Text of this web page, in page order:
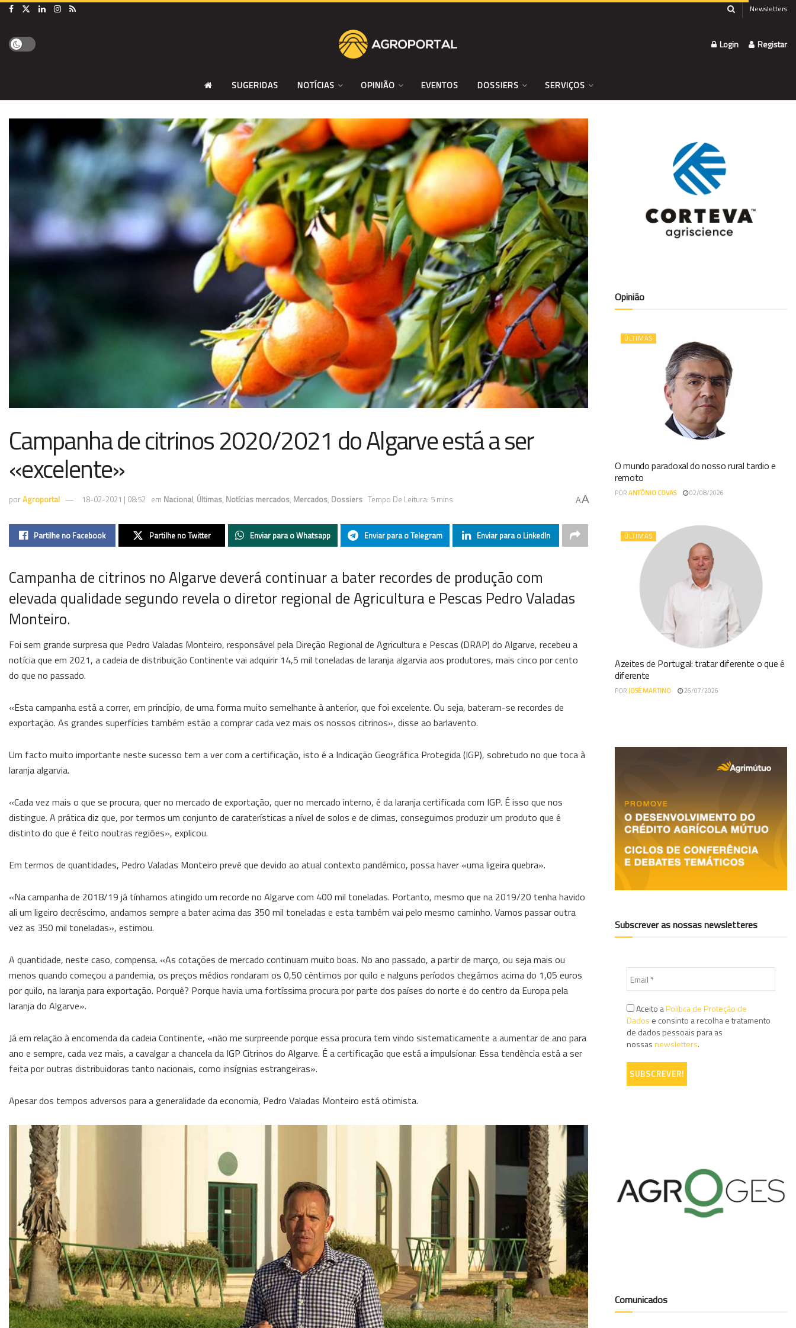
Newsletters
Login Registar
SUGERIDAS NOTÍCIAS OPINIÃO EVENTOS DOSSIERS SERVIÇOS
Campanha de citrinos 2020/2021 do Algarve está a ser
«excelente»
porAgroportal 18-02-2021 | 08:52 em Nacional, Últimas, Notícias mercados, Mercados, Dossiers Tempo De Leitura: 5 mins AA
Partilhe no Facebook Partilhe no Twitter Enviar para o Whatsapp Enviar para o Telegram Enviar para o LinkedIn
Campanha de citrinos no Algarve deverá continuar a bater recordes de produção com
elevada qualidade segundo revela o diretor regional de Agricultura e Pescas Pedro Valadas
Monteiro.
Foi sem grande surpresa que Pedro Valadas Monteiro, responsável pela Direção Regional de Agricultura e Pescas (DRAP) do Algarve, recebeu a
notícia que em 2021, a cadeia de distribuição Continente vai adquirir 14,5 mil toneladas de laranja algarvia aos produtores, mais cinco por cento
do que no passado.
«Esta campanha está a correr, em princípio, de uma forma muito semelhante à anterior, que foi excelente. Ou seja, bateram-se recordes de
exportação. As grandes superfícies também estão a comprar cada vez mais os nossos citrinos», disse ao barlavento.
Um facto muito importante neste sucesso tem a ver com a certificação, isto é a Indicação Geográfica Protegida (IGP), sobretudo no que toca à
laranja algarvia.
«Cada vez mais o que se procura, quer no mercado de exportação, quer no mercado interno, é da laranja certificada com IGP. É isso que nos
distingue. A prática diz que, por termos um conjunto de caraterísticas a nível de solos e de climas, conseguimos produzir um produto que é
distinto do que é feito noutras regiões», explicou.
Em termos de quantidades, Pedro Valadas Monteiro prevê que devido ao atual contexto pandémico, possa haver «uma ligeira quebra».
«Na campanha de 2018/19 já tínhamos atingido um recorde no Algarve com 400 mil toneladas. Portanto, mesmo que na 2019/20 tenha havido
ali um ligeiro decréscimo, andamos sempre a bater acima das 350 mil toneladas e esta também vai pelo mesmo caminho. Vamos passar outra
vez as 350 mil toneladas», estimou.
A quantidade, neste caso, compensa. «As cotações de mercado continuam muito boas. No ano passado, a partir de março, ou seja mais ou
menos quando começou a pandemia, os preços médios rondaram os 0,50 cêntimos por quilo e nalguns períodos chegámos acima do 1,05 euros
por quilo, na laranja para exportação. Porquê? Porque havia uma fortíssima procura por parte dos países do norte e do centro da Europa pela
laranja do Algarve».
Já em relação à encomenda da cadeia Continente, «não me surpreende porque essa procura tem vindo sistematicamente a aumentar de ano para
ano e sempre, cada vez mais, a cavalgar a chancela da IGP Citrinos do Algarve. É a certificação que está a impulsionar. Essa tendência está a ser
feita por outras distribuidoras tanto nacionais, como insígnias estrangeiras».
Apesar dos tempos adversos para a generalidade da economia, Pedro Valadas Monteiro está otimista.
Opinião
ÚLTIMAS
O mundo paradoxal do nosso rural tardio e
remoto
PORANTÓNIO COVAS 02/08/2026
ÚLTIMAS
Azeites de Portugal: tratar diferente o que é
diferente
PORJOSÉ MARTINO 26/07/2026
Subscrever as nossas newsletteres
Aceito aPolítica de Proteção de
Dados e consinto a recolha e tratamento
de dados pessoais para as
nossasnewsletters.
Comunicados